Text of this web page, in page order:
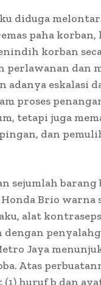
diduga
paha korban,
korban
perlawanan dan
adanya eskalasi
proses
tetapi juga
dan
sejumlah barang
Brio warna
alat
Jaya
Atas
huruf b dan